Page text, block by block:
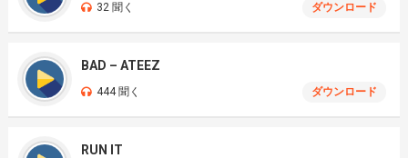
32 聞く ダウンロード
BAD – ATEEZ
444 聞く ダウンロード
RUN IT